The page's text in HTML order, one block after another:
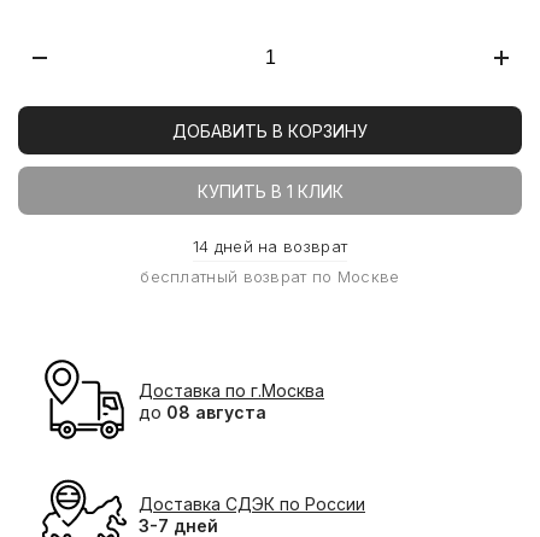
ДОБАВИТЬ В КОРЗИНУ
КУПИТЬ В 1 КЛИК
14 дней на возврат
бесплатный возврат по Москве
Доставка по г.Москва
до 08 августа
Доставка СДЭК по России
3-7 дней